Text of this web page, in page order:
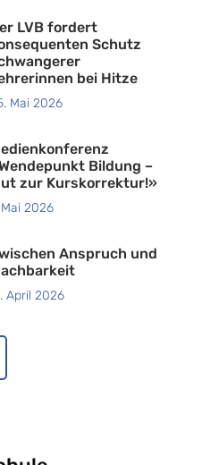
LVB fordert
Schutz
bei Hitze
Mai 2026
Bildung –
zur Kurskorrektur!»
Mai 2026
Anspruch und
April 2026